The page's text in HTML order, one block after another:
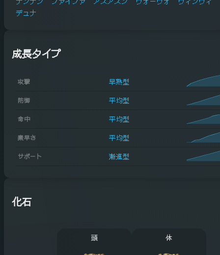
デュナ
成長タイプ
攻撃 早熟型
防御 平均型
命中 平均型
素早さ 平均型
サポート 漸進型
化石
頭 体